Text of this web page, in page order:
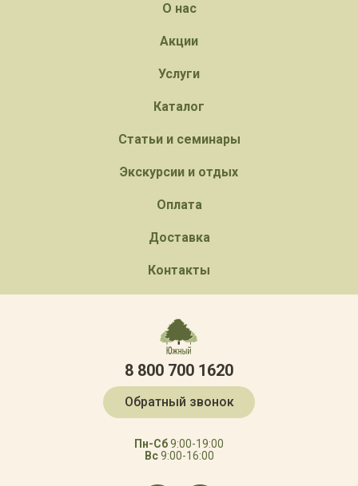
О нас
Акции
Услуги
Каталог
Статьи и семинары
Экскурсии и отдых
Оплата
Доставка
Контакты
8 800 700 1620
Обратный звонок
Пн-Сб9:00-19:00
Вс9:00-16:00